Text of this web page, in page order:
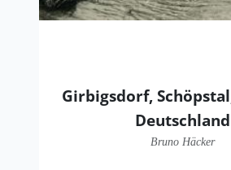
Girbigsdorf,
Deutschland
Bruno Häcker